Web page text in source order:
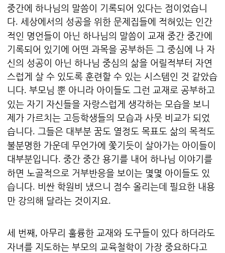
중간에 하나님의 말씀이 기록되어 있다는 점이었습니
다. 세상에서의 성공을 위한 문제집들에 적혀있는 인간
적인 명언들이 아닌 하나님의 말씀이 교재 중간 중간에
기록되어 있기에 어떤 과목을 공부하든 그 중심에 나 자
신의 성공이 아닌 하나님 중심의 삶을 어릴적부터 자연
스럽게 살 수 있도록 훈련할 수 있는 시스템인 것 같았습
니다. 부모님 뿐 아니라 아이들도 그런 교재로 공부하고
있는 자기 자신들을 자랑스럽게 생각하는 모습을 보니
제가 가르치는 고등학생들의 모습과 사뭇 비교가 되었
습니다. 그들은 대부분 꿈도 열정도 목표도 삶의 목적도
불분명한 가운데 무언가에 쫓기듯이 살아가는 아이들이
대부분입니다. 중간 중간 용기를 내어 하나님 이야기를
하면 노골적으로 거부반응을 보이는 몇몇 아이들도 있
습니다. 비싼 학원비 냈으니 점수 올리는데 필요한 내용
만 강의해 달라는 것이지요.
세 번째 , 아무리 훌륭한 교재와 도구들이 있다 하더라도
자녀를 지도하는 부모의 교육철학이 가장 중요하다고